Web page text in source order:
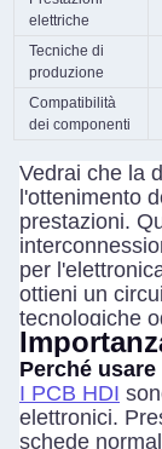
elettriche
Tecniche di
produzione
Compatibilità
dei componenti
Vedrai che la
l'ottenimento
prestazioni.
per
ottieni un
tecnologiche
Perché usare
I PCB HDI
elettronici.
schede